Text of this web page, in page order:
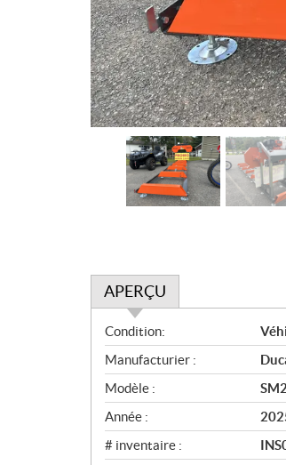
APERÇU
A
p
e
r
ç
u
Condition:
Manufacturier :
Modèle :
Année :
# inventaire :